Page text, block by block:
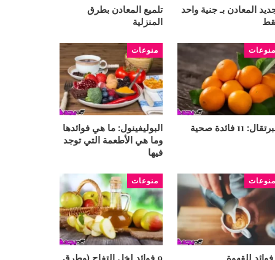
المعادن بـ جنية واحد
تلميع المعادن بطرق
المنزلية
منوعات
11 فائدة صحية
منوعات
البوليفينول: ما هي فوائدها
وما هي الأطعمة التي توجد
فيها
منوعات منوعات